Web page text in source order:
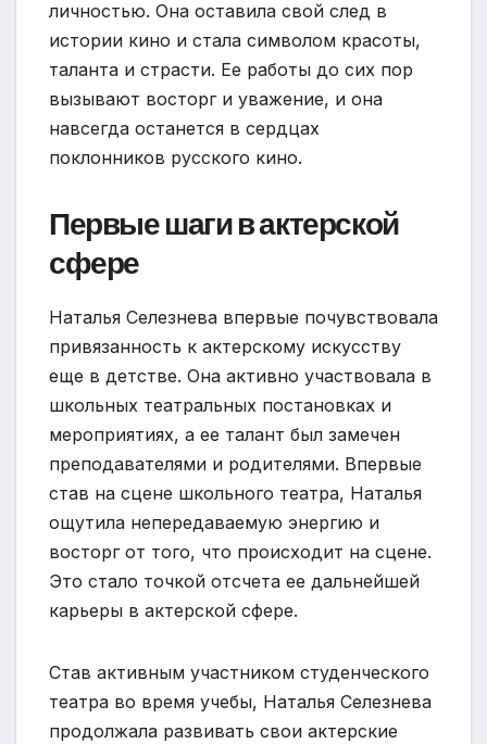
личностью. Она оставила свой след в
истории кино и стала символом красоты,
таланта и страсти. Ее работы до сих пор
вызывают восторг и уважение, и она
навсегда останется в сердцах
поклонников русского кино.
Первые шаги в актерской
сфере
Наталья Селезнева впервые почувствовала
привязанность к актерскому искусству
еще в детстве. Она активно участвовала в
школьных театральных постановках и
мероприятиях, а ее талант был замечен
преподавателями и родителями. Впервые
став на сцене школьного театра, Наталья
ощутила непередаваемую энергию и
восторг от того, что происходит на сцене.
Это стало точкой отсчета ее дальнейшей
карьеры в актерской сфере.
Став активным участником студенческого
театра во время учебы, Наталья Селезнева
продолжала развивать свои актерские